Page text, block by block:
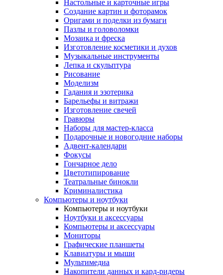
Настольные и карточные игры
Создание картин и фоторамок
Оригами и поделки из бумаги
Пазлы и головоломки
Мозаика и фреска
Изготовление косметики и духов
Музыкальные инструменты
Лепка и скульптура
Рисование
Моделизм
Гадания и эзотерика
Барельефы и витражи
Изготовление свечей
Гравюры
Наборы для мастер-класса
Подарочные и новогодние наборы
Адвент-календари
Фокусы
Гончарное дело
Цветотипирование
Театральные бинокли
Криминалистика
Компьютеры и ноутбуки
Компьютеры и ноутбуки
Ноутбуки и аксессуары
Компьютеры и аксессуары
Мониторы
Графические планшеты
Клавиатуры и мыши
Мультимедиа
Накопители данных и кард-ридеры